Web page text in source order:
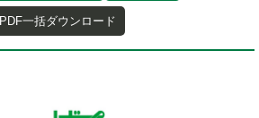
PDF一括ダウンロード